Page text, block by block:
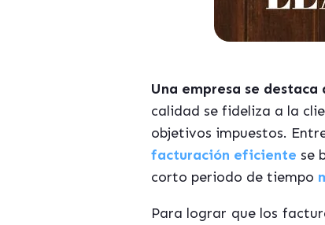
Una empresa se
calidad se fideliza a la
objetivos impuestos.
facturación eficiente se
corto periodo de tiempo
Para lograr que los